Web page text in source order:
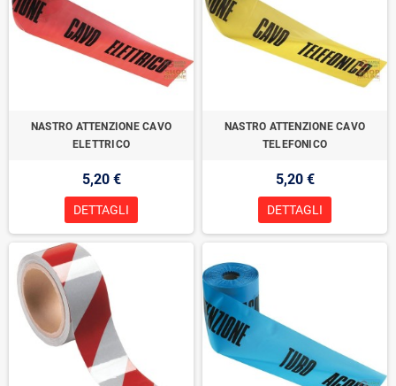
NASTRO ATTENZIONE CAVO
ELETTRICO
5,20 €
DETTAGLI
NASTRO ATTENZIONE CAVO
TELEFONICO
5,20 €
DETTAGLI